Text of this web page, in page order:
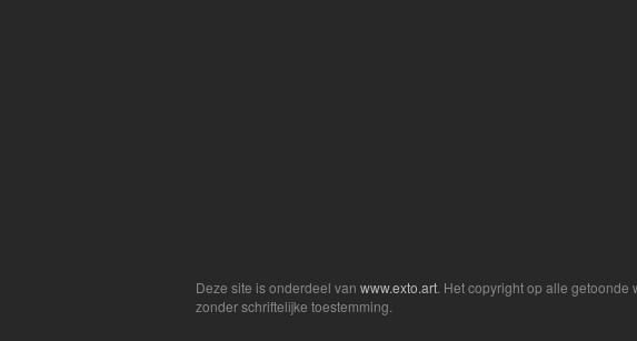
Deze site is onderdeel van www.exto.art . Het copyright op alle
zonder schriftelijke toestemming.